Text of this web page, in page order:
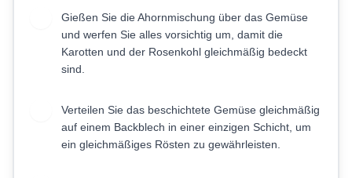
Gießen Sie die Ahornmischung über das Gemüse
und werfen Sie alles vorsichtig um, damit die
Karotten und der Rosenkohl gleichmäßig bedeckt
sind.
Verteilen Sie das beschichtete Gemüse gleichmäßig
auf einem Backblech in einer einzigen Schicht, um
ein gleichmäßiges Rösten zu gewährleisten.